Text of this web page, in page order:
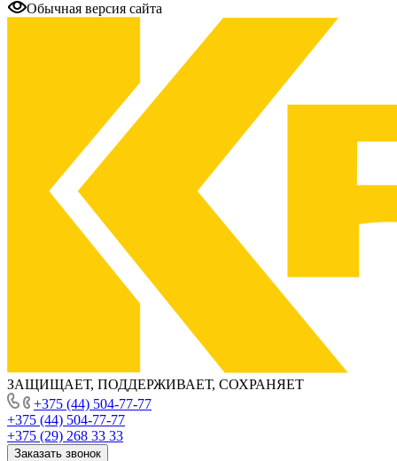
Обычная версия сайта
ЗАЩИЩАЕТ, ПОДДЕРЖИВАЕТ, СОХРАНЯЕТ
+375 (44) 504-77-77
+375 (44) 504-77-77
+375 (29) 268 33 33
Заказать звонок